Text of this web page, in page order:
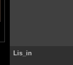
Lis_in